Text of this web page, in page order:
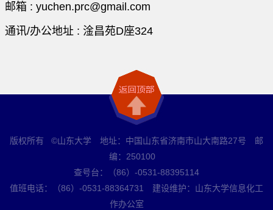
邮箱 : yuchen.prc@gmail.com
通讯/办公地址 : 淦昌苑D座324
版权所有 ©山东大学 地址：中国山东省济南市山大南路27号 邮
编：250100
查号台：（86）-0531-88395114
值班电话：（86）-0531-88364731 建设维护：山东大学信息化工
作办公室